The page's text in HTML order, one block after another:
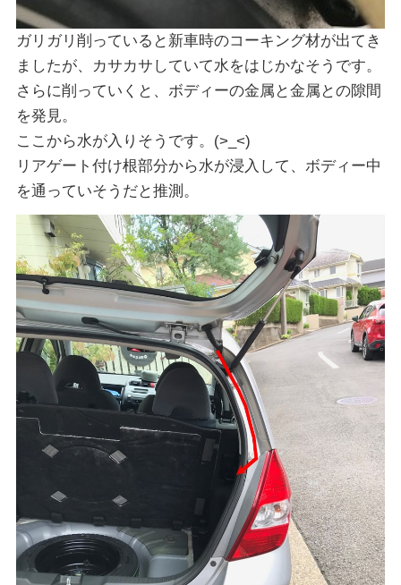
ガリガリ削っていると新車時のコーキング材が出てき
ましたが、カサカサしていて水をはじかなそうです。
さらに削っていくと、ボディーの金属と金属との隙間
を発見。
ここから水が入りそうです。(>_<)
リアゲート付け根部分から水が浸入して、ボディー中
を通っていそうだと推測。